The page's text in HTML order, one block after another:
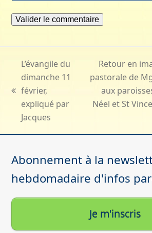
previous
post:
L’évangile du
dimanche 11
février,
expliqué par
Jacques
next
post:
Retour en
pastorale de
aux
Néel et St
Abonnement à la
hebdomadaire d'infos
Je m'inscris